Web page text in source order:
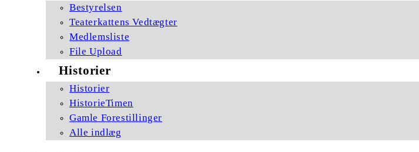
Bestyrelsen
Teaterkattens Vedtægter
Medlemsliste
File Upload
Historier
Historier
HistorieTimen
Gamle Forestillinger
Alle indlæg